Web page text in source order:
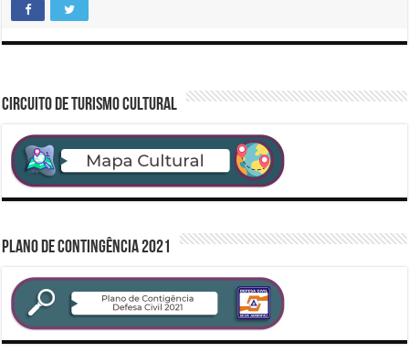
CIRCUITO DE TURISMO CULTURAL
PLANO DE CONTINGÊNCIA 2021